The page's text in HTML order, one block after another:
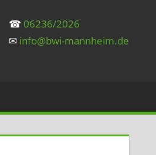
☎ 06236/2026
✉ info@bwi-mannheim.de